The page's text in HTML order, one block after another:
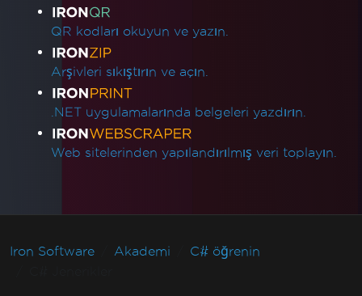
QR kodları okuyun ve yazın.
Arşivleri sıkıştırın ve açın.
.NET uygulamalarında belgeleri yazdırın.
Web sitelerinden yapılandırılmış veri toplayın.
Iron Software Akademi
C# öğrenin